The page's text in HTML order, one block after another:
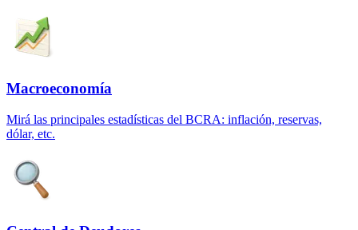
Macroeconomía
Mirá las principales estadísticas del BCRA: inflación, reservas,
dólar, etc.